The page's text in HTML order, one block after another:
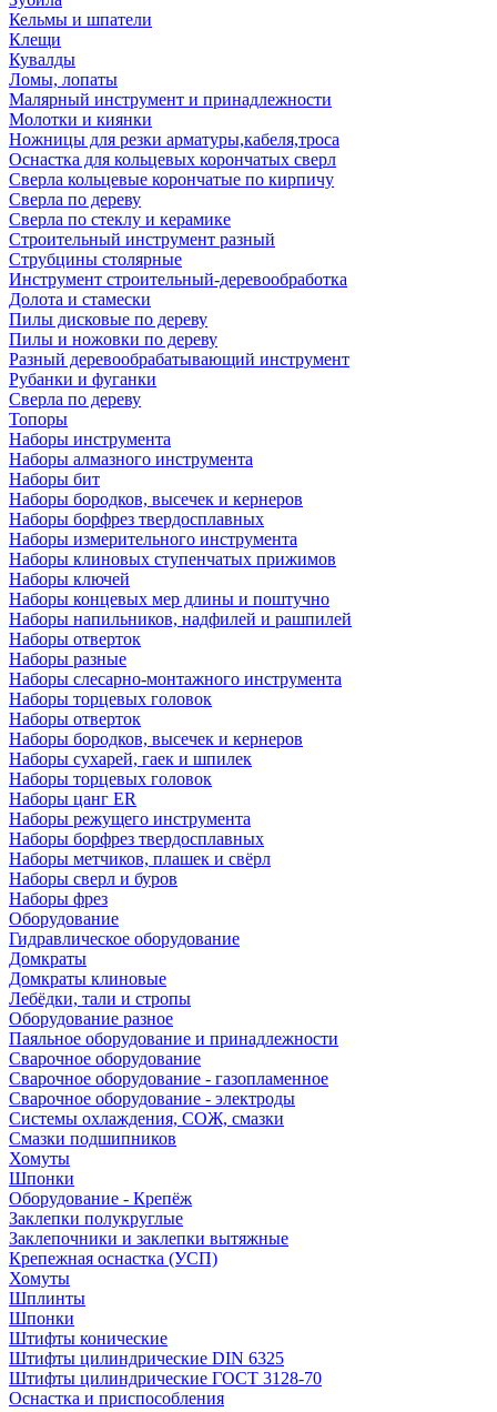
Кельмы и шпатели
Клещи
Кувалды
Ломы, лопаты
Малярный инструмент и принадлежности
Молотки и киянки
Ножницы для резки арматуры,кабеля,троса
Оснастка для кольцевых корончатых сверл
Сверла кольцевые корончатые по кирпичу
Сверла по дереву
Сверла по стеклу и керамике
Строительный инструмент разный
Струбцины столярные
Инструмент строительный-деревообработка
Долота и стамески
Пилы дисковые по дереву
Пилы и ножовки по дереву
Разный деревообрабатывающий инструмент
Рубанки и фуганки
Сверла по дереву
Топоры
Наборы инструмента
Наборы алмазного инструмента
Наборы бит
Наборы бородков, высечек и кернеров
Наборы борфрез твердосплавных
Наборы измерительного инструмента
Наборы клиновых ступенчатых прижимов
Наборы ключей
Наборы концевых мер длины и поштучно
Наборы напильников, надфилей и рашпилей
Наборы отверток
Наборы разные
Наборы слесарно-монтажного инструмента
Наборы торцевых головок
Наборы отверток
Наборы бородков, высечек и кернеров
Наборы сухарей, гаек и шпилек
Наборы торцевых головок
Наборы цанг ER
Наборы режущего инструмента
Наборы борфрез твердосплавных
Наборы метчиков, плашек и свёрл
Наборы сверл и буров
Наборы фрез
Оборудование
Гидравлическое оборудование
Домкраты
Домкраты клиновые
Лебёдки, тали и стропы
Оборудование разное
Паяльное оборудование и принадлежности
Сварочное оборудование
Сварочное оборудование - газопламенное
Сварочное оборудование - электроды
Системы охлаждения, СОЖ, смазки
Смазки подшипников
Хомуты
Шпонки
Оборудование - Крепёж
Заклепки полукруглые
Заклепочники и заклепки вытяжные
Крепежная оснастка (УСП)
Хомуты
Шплинты
Шпонки
Штифты конические
Штифты цилиндрические DIN 6325
Штифты цилиндрические ГОСТ 3128-70
Оснастка и приспособления